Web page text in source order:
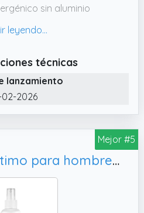
sin aluminio
el frescor todo el
Nuestro desodorante
hombre es
EL OLOR DE 72
horas de protección
para todo el cuerpo,
técnicas
lanzamiento
02-2026
Mejor #5
Desodorante íntimo para hombre que combate el sudor, el mal olor y la irritación en la zona íntima – frescura y comodidad todo el día